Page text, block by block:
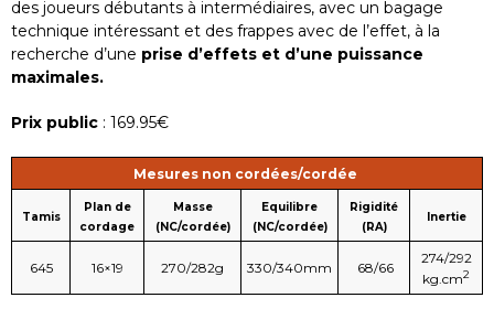
des joueurs débutants à intermédiaires, avec un bagage
technique intéressant et des frappes avec de l’effet, à la
recherche d’une prise d’effets et d’une puissance
maximales.
Prix public : 169.95€
Mesures non cordées/cordée
Tamis
Plan de
cordage
Masse
(NC/cordée)
Equilibre
(NC/cordée)
Rigidité
(RA)
Inertie
645 16×19 270/282g 330/340mm 68/66
274/292
kg.cm2